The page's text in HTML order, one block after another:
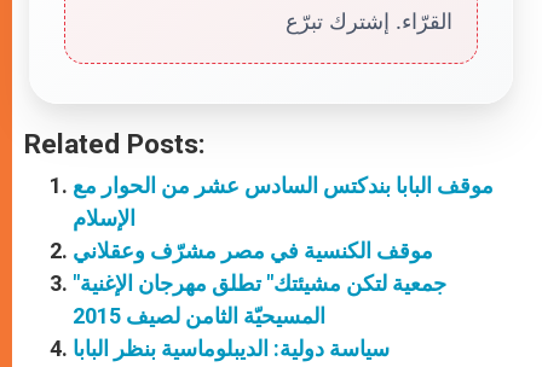
القرّاء. إشترك تبرّع
Related Posts:
موقف البابا بندكتس السادس عشر من الحوار مع
الإسلام
موقف الكنسية في مصر مشرّف وعقلاني
"جمعية لتكن مشيئتك" تطلق مهرجان الإغنية
المسيحيّة الثامن لصيف 2015
سياسة دولية: الديبلوماسية بنظر البابا